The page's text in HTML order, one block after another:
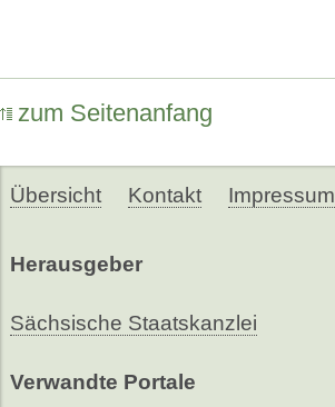
zum Seitenanfang
Übersicht Kontakt Impressum
Herausgeber
Sächsische Staatskanzlei
Verwandte Portale